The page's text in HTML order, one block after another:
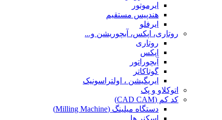
ایرموتور
هندپیس مستقیم
ایرفلو
روتاری، اپکس، آبچوریشن و...
روتاری
اپکس
آبچوراتور
گوتاکاتر
ایریگیشن ، اولتراسونیک
اتوکلاو و پک
کد کم (CAD CAM)
دستگاه میلینگ (Milling Machine)
اسکنر ها